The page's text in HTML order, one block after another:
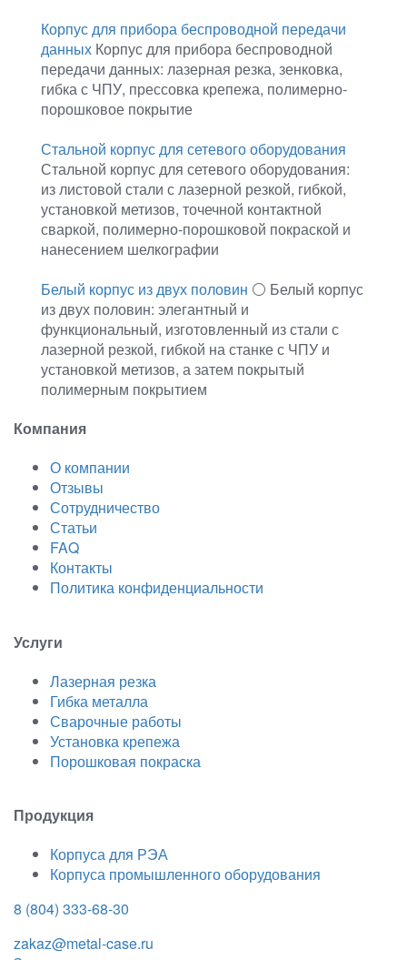
Корпус для прибора беспроводной передачи
данных Корпус для прибора беспроводной
передачи данных: лазерная резка, зенковка,
гибка с ЧПУ, прессовка крепежа, полимерно-
порошковое покрытие
Стальной корпус для сетевого оборудования
Стальной корпус для сетевого оборудования:
из листовой стали с лазерной резкой, гибкой,
установкой метизов, точечной контактной
сваркой, полимерно-порошковой покраской и
нанесением шелкографии
Белый корпус из двух половин ⚪ Белый корпус
из двух половин: элегантный и
функциональный, изготовленный из стали с
лазерной резкой, гибкой на станке с ЧПУ и
установкой метизов, а затем покрытый
полимерным покрытием
Компания
О компании
Отзывы
Сотрудничество
Статьи
FAQ
Контакты
Политика конфиденциальности
Услуги
Лазерная резка
Гибка металла
Сварочные работы
Установка крепежа
Порошковая покраска
Продукция
Корпуса для РЭА
Корпуса промышленного оборудования
8 (804) 333-68-30
zakaz@metal-case.ru